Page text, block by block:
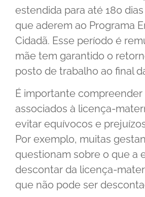
estendida para até 180
que aderem ao Programa
Cidadã. Esse período é
mãe tem garantido o
posto de trabalho ao final
É importante compreender
associados à licença-
evitar equívocos e
Por exemplo, muitas
questionam sobre o que a
descontar da licença-
que não pode ser